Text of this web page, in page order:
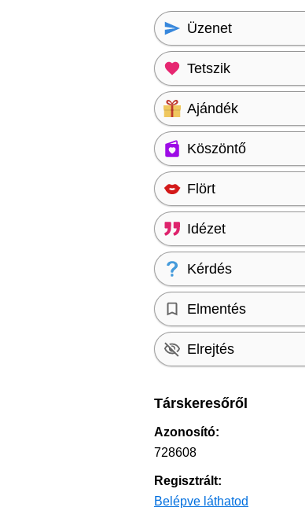
Üzenet
Tetszik
Ajándék
Köszöntő
Flört
Idézet
Kérdés
Elmentés
Elrejtés
Társkeresőről
Azonosító:
728608
Regisztrált:
Belépve láthatod